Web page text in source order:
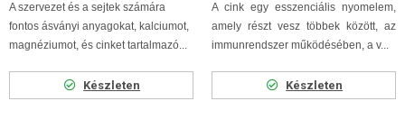
A szervezet és a sejtek számára
fontos ásványi anyagokat, kalciumot,
magnéziumot, és cinket tartalmazó...
Készleten
A cink egy esszenciális nyomelem,
amely részt vesz többek között, az
immunrendszer működésében, a v...
Készleten